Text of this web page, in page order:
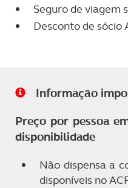
Seguro de viagem
Desconto de sócio
Informação
Preço por pessoa
disponibilidade
Não dispensa a
disponíveis no